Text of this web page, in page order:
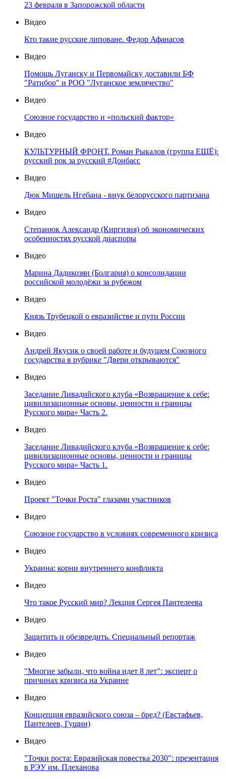
23 февраля в Запорожской области
Видео
Кто такие русские липоване. Федор Афанасов
Видео
Помощь Луганску и Первомайску доставили БФ
"Ратибор" и РОО "Луганское землячество"
Видео
Союзное государство и «польский фактор»
Видео
КУЛЬТУРНЫЙ ФРОНТ. Роман Рыкалов (группа ЕЩЁ):
русский рок за русский #Донбасс
Видео
Дюк Мишель Нгебана - внук белорусского партизана
Видео
Степанюк Александр (Киргизия) об экономических
особенностях русской диаспоры
Видео
Марина Дадикозян (Болгария) о консолидации
российской молодёжи за рубежом
Видео
Князь Трубецкой о евразийстве и пути России
Видео
Андрей Якусик о своей работе и будущем Союзного
государства в рубрике "Двери открываются"
Видео
Заседание Ливадийского клуба «Возвращение к себе:
цивилизационные основы, ценности и границы
Русского мира» Часть 2.
Видео
Заседание Ливадийского клуба «Возвращение к себе:
цивилизационные основы, ценности и границы
Русского мира» Часть 1.
Видео
Проект "Точки Роста" глазами участников
Видео
Союзное государство в условиях современного кризиса
Видео
Украина: корни внутреннего конфликта
Видео
Что такое Русский мир? Лекция Сергея Пантелеева
Видео
Защитить и обезвредить. Специальный репортаж
Видео
"Многие забыли, что война идет 8 лет": эксперт о
причинах кризиса на Украине
Видео
Концепция евразийского союза – бред? (Евстафьев,
Пантелеев, Гущин)
Видео
"Точки роста: Евразийская повестка 2030": презентация
в РЭУ им. Плеханова